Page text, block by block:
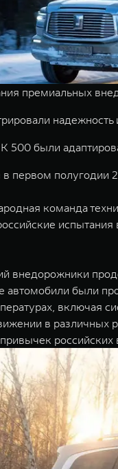
премиальных
надежность
500 были
первом полугодии
команда
внедорожники
автомобили были
включая
в различных
российских